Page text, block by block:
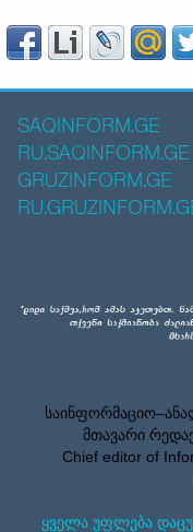
SAQINFORM.GE
RU.SAQINFORM.GE
GRUZINFORM.GE
მთავარი
Chief editor of
ყველა უფლება